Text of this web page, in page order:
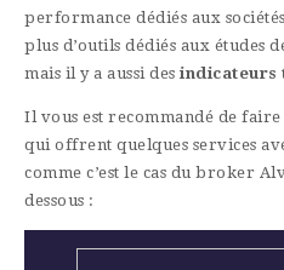
performance dédiés aux
plus d’outils dédiés aux études
mais il y a aussi des indicateurs
Il vous est recommandé de
qui offrent quelques services
comme c’est le cas du broker
dessous :